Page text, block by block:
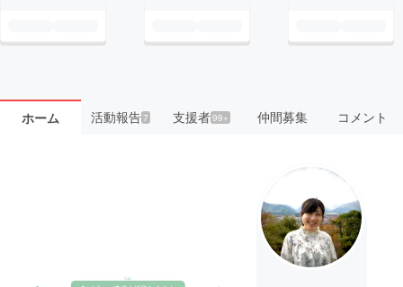
ホーム 活動報告7 支援者99+ 仲間募集 コメント